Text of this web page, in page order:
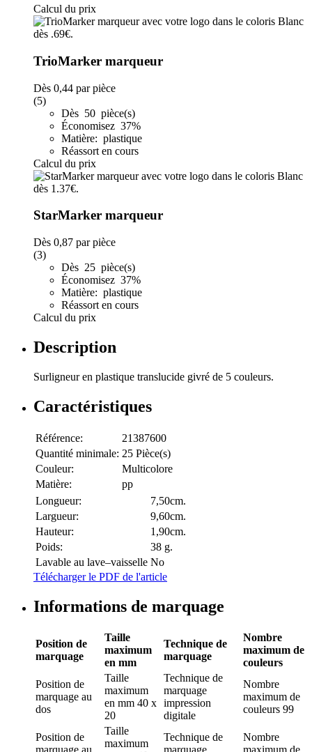
Calcul du prix
TrioMarker marqueur
Dès 0,44 par pièce
(5)
Dès 50 pièce(s)
Économisez 37%
Matière: plastique
Réassort en cours
Calcul du prix
StarMarker marqueur
Dès 0,87 par pièce
(3)
Dès 25 pièce(s)
Économisez 37%
Matière: plastique
Réassort en cours
Calcul du prix
Description
Surligneur en plastique translucide givré de 5 couleurs.
Caractéristiques
Référence:
21387600
Quantité minimale: 25 Pièce(s)
Couleur:
Multicolore
Matière:
pp
Longueur:
7,50cm.
Largueur:
9,60cm.
Hauteur:
1,90cm.
Poids:
38 g.
Lavable au lave–vaisselle No
Télécharger le PDF de l'article
Informations de marquage
Position de
marquage
Taille
maximum
en mm
Technique de
marquage
Nombre
maximum de
couleurs
Position de
marquage au
dos
Taille
maximum
en mm 40 x
20
Technique de
marquage
impression
digitale
Nombre
maximum de
couleurs 99
Position de
Taille
maximum
Technique de
Nombre